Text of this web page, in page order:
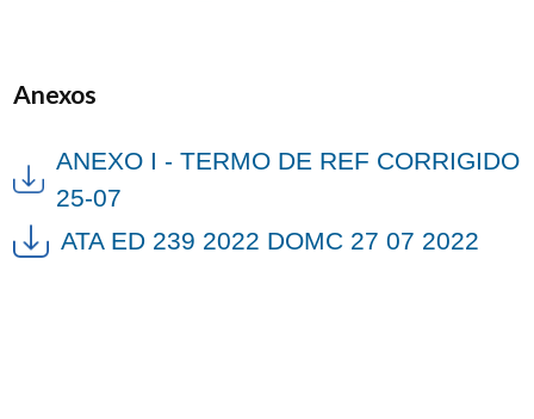
Anexos
ANEXO I - TERMO DE REF CORRIGIDO
25-07
ATA ED 239 2022 DOMC 27 07 2022